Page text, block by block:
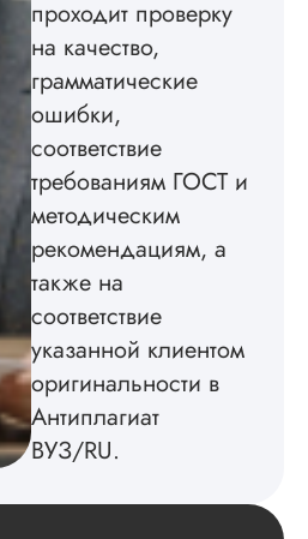
методичкой. Автор
теме
без воды,
некоторые
изображения
пришлось
мне. Услугой
редактирования
Читать полный
проходит проверку
на качество,
грамматические
ошибки,
соответствие
требованиям ГОСТ и
методическим
рекомендациям, а
также на
соответствие
указанной клиентом
оригинальности в
Антиплагиат
ВУЗ/RU.